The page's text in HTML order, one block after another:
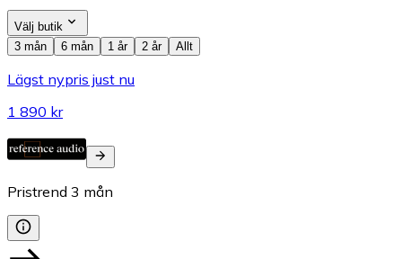
Välj butik
3 mån
6 mån 1 år 2 år Allt
Lägst nypris just nu
1 890 kr
Pristrend 3 mån